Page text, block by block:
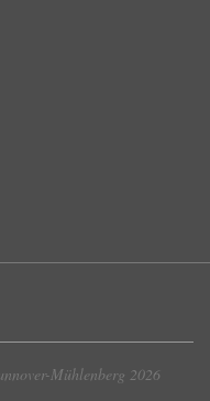
Mühlenberg 2026